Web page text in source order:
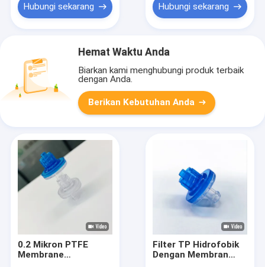
Hubungi sekarang Hubungi sekarang
Hemat Waktu Anda
Biarkan kami menghubungi produk terbaik
dengan Anda.
Berikan Kebutuhan Anda
0.2 Mikron PTFE
Membrane
Filter TP Hidrofobik
Dengan Membran